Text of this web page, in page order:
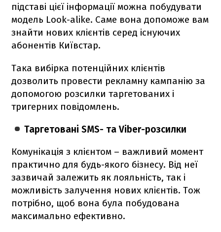
підставі цієї інформації можна побудувати
модель Look-alike. Саме вона допоможе вам
знайти нових клієнтів серед існуючих
абонентів Київстар.
Така вибірка потенційних клієнтів
дозволить провести рекламну кампанію за
допомогою розсилки таргетованих і
тригерних повідомлень.
Таргетовані SMS- та Viber-розсилки
Комунікація з клієнтом – важливий момент
практично для будь-якого бізнесу. Від неї
зазвичай залежить як лояльність, так і
можливість залучення нових клієнтів. Тож
потрібно, щоб вона була побудована
максимально ефективно.